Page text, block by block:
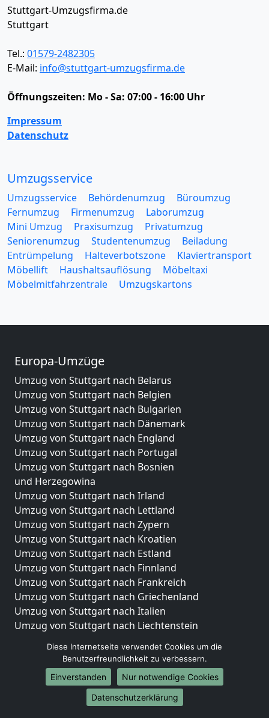
Stuttgart-Umzugsfirma.de
Stuttgart
Tel.: 01579-2482305
E-Mail: info@stuttgart-umzugsfirma.de
Öffnungszeiten: Mo - Sa: 07:00 - 16:00 Uhr
Impressum
Datenschutz
Umzugsservice
Umzugsservice Behördenumzug
Büroumzug
Fernumzug
Firmenumzug
Laborumzug
Mini Umzug
Praxisumzug
Privatumzug
Seniorenumzug
Studentenumzug
Beiladung
Entrümpelung
Halteverbotszone
Klaviertransport
Möbellift
Haushaltsauflösung
Möbeltaxi
Möbelmitfahrzentrale
Umzugskartons
Europa-Umzüge
Umzug von Stuttgart nach Belarus
Umzug von Stuttgart nach Belgien
Umzug von Stuttgart nach Bulgarien
Umzug von Stuttgart nach Dänemark
Umzug von Stuttgart nach England
Umzug von Stuttgart nach Portugal
Umzug von Stuttgart nach Bosnien
und Herzegowina
Umzug von Stuttgart nach Irland
Umzug von Stuttgart nach Lettland
Umzug von Stuttgart nach Zypern
Umzug von Stuttgart nach Kroatien
Umzug von Stuttgart nach Estland
Umzug von Stuttgart nach Finnland
Umzug von Stuttgart nach Frankreich
Umzug von Stuttgart nach Griechenland
Umzug von Stuttgart nach Italien
Umzug von Stuttgart nach Liechtenstein
Umzug von Stuttgart nach Niederlande
Umzug von Stuttgart nach Norwegen
Umzüge-Deutschlandweit
Diese Internetseite verwendet Cookies um die
Benutzerfreundlichkeit zu verbessern.
Einverstanden
Nur notwendige Cookies
Datenschutzerklärung